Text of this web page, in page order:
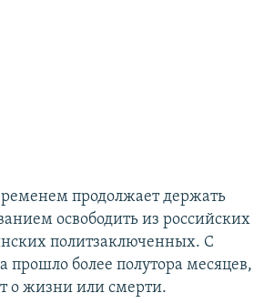
продолжает держать
освободить из российских
политзаключенных. С
прошло более полутора месяцев,
о жизни или смерти.